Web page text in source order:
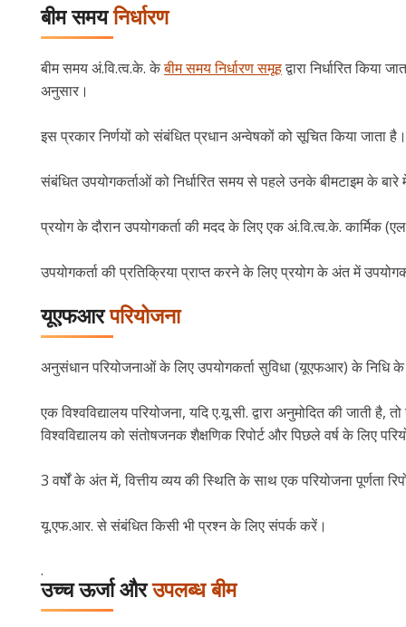
बीम समयनिर्धारण
बीम समय अं.वि.त्व.के. केबीम समय निर्धारण समूहद्वारा निर्धारित
अनुसार।
इस प्रकार निर्णयों को संबंधित प्रधान अन्वेषकों को सूचित किया जाता है।
संबंधित उपयोगकर्ताओं को निर्धारित समय से पहले उनके बीमटाइम के
प्रयोग के दौरान उपयोगकर्ता की मदद के लिए एक अं.वि.त्व.के. कार्मिक
उपयोगकर्ता की प्रतिक्रिया प्राप्त करने के लिए प्रयोग के अंत में
यूएफआरपरियोजना
अनुसंधान परियोजनाओं के लिए उपयोगकर्ता सुविधा (यूएफआर) के निधि के
एक विश्वविद्यालय परियोजना, यदि ए.यू.सी. द्वारा अनुमोदित की जाती
विश्वविद्यालय को संतोषजनक शैक्षणिक रिपोर्ट और पिछले वर्ष के लिए
3 वर्षों के अंत में, वित्तीय व्यय की स्थिति के साथ एक परियोजना पूर्णता
यू.एफ.आर. से संबंधित किसी भी प्रश्न के लिए संपर्क करें।
.
उच्च ऊर्जा औरउपलब्ध बीम